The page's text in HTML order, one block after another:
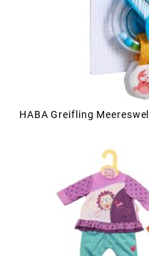
HABA Greifling